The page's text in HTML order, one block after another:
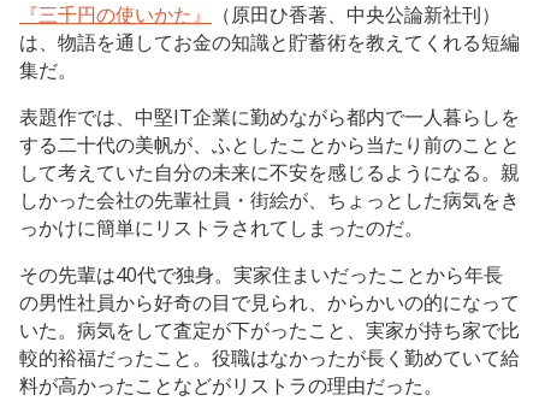
『三千円の使いかた』
（原田ひ香著、中央公論新社刊）
は、物語を通してお金の知識と貯蓄術を教えてくれる短編
集だ。
表題作では、中堅IT企業に勤めながら都内で一人暮らしを
する二十代の美帆が、ふとしたことから当たり前のことと
して考えていた自分の未来に不安を感じるようになる。親
しかった会社の先輩社員・街絵が、ちょっとした病気をき
っかけに簡単にリストラされてしまったのだ。
その先輩は40代で独身。実家住まいだったことから年長
の男性社員から好奇の目で見られ、からかいの的になって
いた。病気をして査定が下がったこと、実家が持ち家で比
較的裕福だったこと。役職はなかったが長く勤めていて給
料が高かったことなどがリストラの理由だった。